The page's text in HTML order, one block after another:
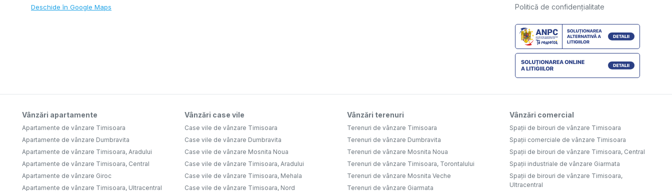
Deschide în Google Maps
Politică de confidențialitate
Vânzări apartamente
Apartamente de vânzare Timisoara
Apartamente de vânzare Dumbravita
Apartamente de vânzare Timisoara, Aradului
Apartamente de vânzare Timisoara, Central
Apartamente de vânzare Giroc
Apartamente de vânzare Timisoara, Ultracentral
Vânzări case vile
Case vile de vânzare Timisoara
Case vile de vânzare Dumbravita
Case vile de vânzare Mosnita Noua
Case vile de vânzare Timisoara, Aradului
Case vile de vânzare Timisoara, Mehala
Case vile de vânzare Timisoara, Nord
Vânzări terenuri
Terenuri de vânzare Timisoara
Terenuri de vânzare Dumbravita
Terenuri de vânzare Mosnita Noua
Terenuri de vânzare Timisoara, Torontalului
Terenuri de vânzare Mosnita Veche
Terenuri de vânzare Giarmata
Vânzări comercial
Spații de birouri de vânzare Timisoara
Spații comerciale de vânzare Timisoara
Spații de birouri de vânzare Timisoara, Central
Spații industriale de vânzare Giarmata
Spații de birouri de vânzare Timisoara,
Ultracentral